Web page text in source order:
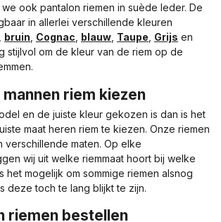
ook pantalon riemen in suède leder. De
in allerlei verschillende kleuren
bruin Cognac blauw Taupe Grijs en
stijlvol om de kleur van de riem op de
riem kiezen
en de juiste kleur gekozen is dan is het
maat heren riem te kiezen. Onze riemen
verschillende maten. Op elke
wij uit welke riemmaat hoort bij welke
het mogelijk om sommige riemen alsnog
deze toch te lang blijkt te zijn.
riemen bestellen